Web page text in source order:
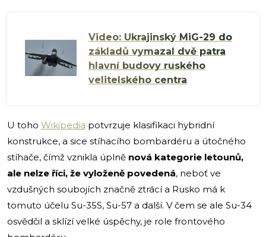
Video: Ukrajinský MiG-29 do
základů vymazal dvě patra
hlavní budovy ruského
velitelského centra
U toho Wikipedia potvrzuje klasifikaci hybridní
konstrukce, a sice stíhacího bombardéru a útočného
stíhače, čímž vznikla úplně nová kategorie letounů,
ale nelze říci, že vyloženě povedená, neboť ve
vzdušných soubojích značně ztrácí a Rusko má k
tomuto účelu Su-35S, Su-57 a další. V čem se ale Su-34
osvědčil a sklízí velké úspěchy, je role frontového